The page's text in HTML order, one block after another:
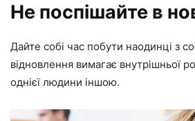
Не поспішайте в
Дайте собі час побути наодинці з
відновлення вимагає внутрішньої
однієї людини іншою.